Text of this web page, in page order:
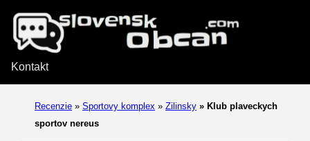
Kontakt
Recenzie » Sportovy komplex » Zilinsky » Klub plaveckych
sportov nereus